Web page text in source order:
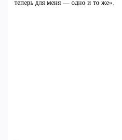
теперь для меня — одно и то же».